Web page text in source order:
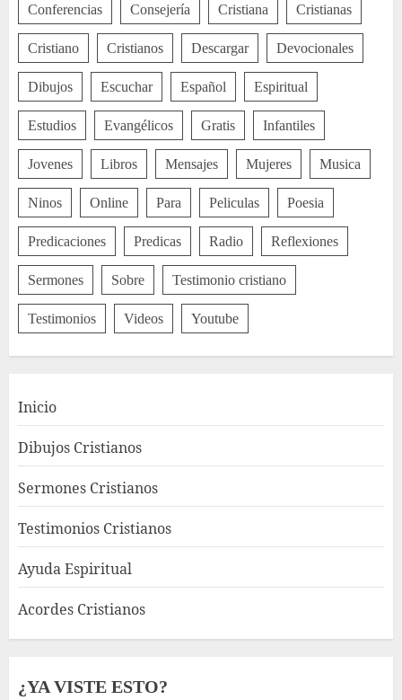
Conferencias Consejería Cristiana Cristianas
Cristiano Cristianos Descargar Devocionales
Dibujos Escuchar Español Espiritual
Estudios Evangélicos Gratis Infantiles
Jovenes Libros Mensajes Mujeres Musica
Ninos Online Para Peliculas Poesia
Predicaciones Predicas Radio Reflexiones
Sermones Sobre Testimonio cristiano
Testimonios Videos Youtube
Inicio
Dibujos Cristianos
Sermones Cristianos
Testimonios Cristianos
Ayuda Espiritual
Acordes Cristianos
¿YA VISTE ESTO?